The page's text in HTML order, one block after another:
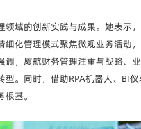
领域的创新实践与成果。她表示
化管理模式聚焦微观业务活动
，厦航财务管理注重与战略、业
。同时，借助RPA机器人、BI仪
基。